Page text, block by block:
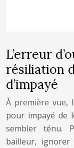
L’erreur
résiliation
d’impayé
À première vue,
pour impayé de
sembler ténu.
bailleur,